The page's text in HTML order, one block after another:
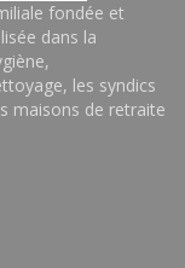
fondée et
dans la
les syndics
maisons de retraite